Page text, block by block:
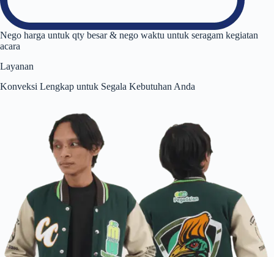
Nego harga untuk qty besar & nego waktu untuk seragam kegiatan
acara
Layanan
Konveksi Lengkap untuk Segala Kebutuhan Anda